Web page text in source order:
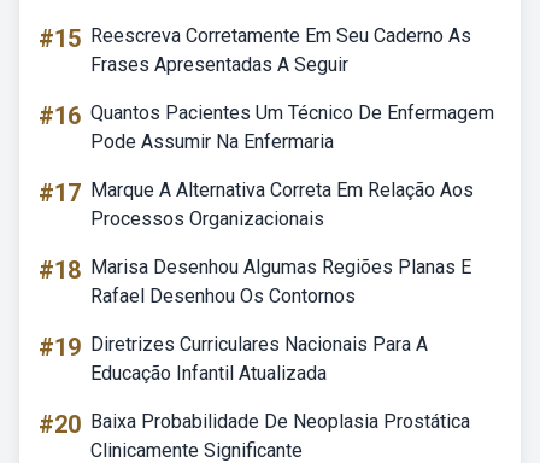
#15 Reescreva Corretamente Em Seu Caderno As
Frases Apresentadas A Seguir
#16 Quantos Pacientes Um Técnico De Enfermagem
Pode Assumir Na Enfermaria
#17 Marque A Alternativa Correta Em Relação Aos
Processos Organizacionais
#18 Marisa Desenhou Algumas Regiões Planas E
Rafael Desenhou Os Contornos
#19 Diretrizes Curriculares Nacionais Para A
Educação Infantil Atualizada
#20 Baixa Probabilidade De Neoplasia Prostática
Clinicamente Significante